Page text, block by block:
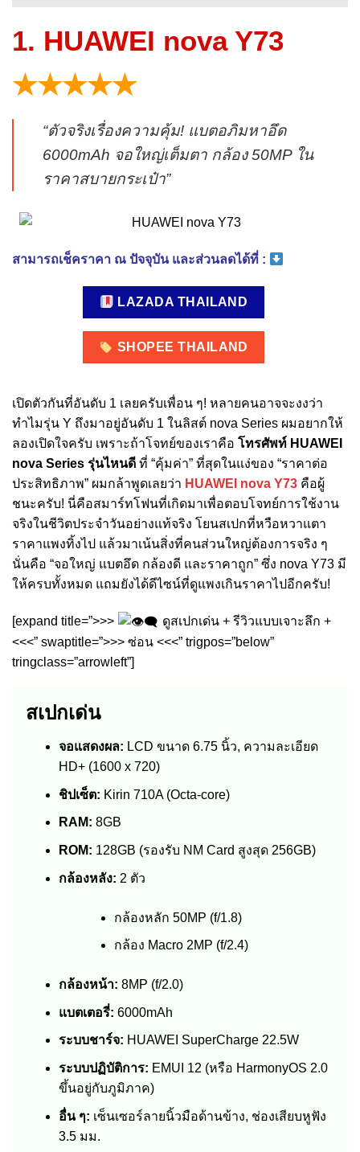
1. HUAWEI nova Y73
★★★★★
“ตัวจริงเรื่องความคุ้ม! แบตอภิมหาอึด
6000mAh จอใหญ่เต็มตา กล้อง 50MP ใน
ราคาสบายกระเป๋า”
สามารถเช็คราคา ณ ปัจจุบัน และส่วนลดได้ที่ :
LAZADA THAILAND
SHOPEE THAILAND
เปิดตัวกันที่อันดับ 1 เลยครับเพื่อน ๆ! หลายคนอาจจะงงว่า
ทำไมรุ่น Y ถึงมาอยู่อันดับ 1 ในลิสต์ nova Series ผมอยากให้
ลองเปิดใจครับ เพราะถ้าโจทย์ของเราคือ โทรศัพท์ HUAWEI
nova Series รุ่นไหนดี ที่ “คุ้มค่า” ที่สุดในแง่ของ “ราคาต่อ
ประสิทธิภาพ” ผมกล้าพูดเลยว่า HUAWEI nova Y73 คือผู้
ชนะครับ! นี่คือสมาร์ทโฟนที่เกิดมาเพื่อตอบโจทย์การใช้งาน
จริงในชีวิตประจำวันอย่างแท้จริง โยนสเปกที่หวือหวาแตา
ราคาแพงทิ้งไป แล้วมาเน้นสิ่งที่คนส่วนใหญ่ต้องการจริง ๆ
นั่นคือ “จอใหญ่ แบตอึด กล้องดี และราคาถูก” ซึ่ง nova Y73 มี
ให้ครบทั้งหมด แถมยังได้ดีไซน์ที่ดูแพงเกินราคาไปอีกครับ!
[expand title=”>>>
ดูสเปกเด่น + รีวิวแบบเจาะลึก +
<<<” swaptitle=”>>> ซ่อน <<<” trigpos=”below”
tringclass=”arrowleft”]
สเปกเด่น
จอแสดงผล: LCD ขนาด 6.75 นิ้ว, ความละเอียด
HD+ (1600 x 720)
ชิปเซ็ต: Kirin 710A (Octa-core)
RAM: 8GB
ROM: 128GB (รองรับ NM Card สูงสุด 256GB)
กล้องหลัง: 2 ตัว
กล้องหลัก 50MP (f/1.8)
กล้อง Macro 2MP (f/2.4)
กล้องหน้า: 8MP (f/2.0)
แบตเตอรี่: 6000mAh
ระบบชาร์จ: HUAWEI SuperCharge 22.5W
ระบบปฏิบัติการ: EMUI 12 (หรือ HarmonyOS 2.0
ขึ้นอยู่กับภูมิภาค)
อื่น ๆ: เซ็นเซอร์ลายนิ้วมือด้านข้าง, ช่องเสียบหูฟัง
3.5 มม.